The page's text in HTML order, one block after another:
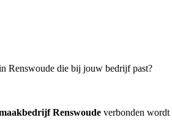
Renswoude die bij jouw bedrijf past?
Renswoude verbonden wordt